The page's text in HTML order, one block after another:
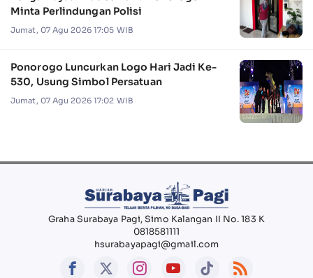
Minta Perlindungan Polisi
Jumat, 07 Agu 2026 17:05 WIB
Ponorogo Luncurkan Logo Hari Jadi Ke-
530, Usung Simbol Persatuan
Jumat, 07 Agu 2026 17:02 WIB
Graha Surabaya Pagi, Simo Kalangan II No. 183 K
0818581111
hsurabayapagi@gmail.com